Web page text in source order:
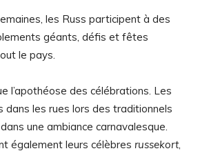
les Russ participent à des
géants, défis et fêtes
le pays.
l’apothéose des célébrations. Les
dans les rues lors des traditionnels
dans une ambiance carnavalesque.
également leurs célèbres russekort,